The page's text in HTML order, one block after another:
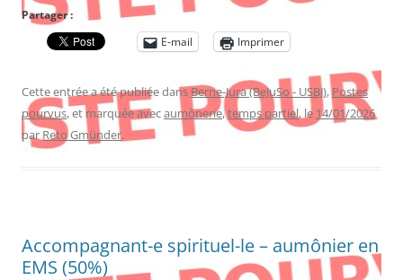
Partager :
E-mail
Imprimer
Cette entrée a été publiée dansBerne-Jura (BeJuSo - USBJ),Postes
pourvus, et marquée avecaumônerie,temps partiel, le 14/01/2026
parReto Gmünder.
Accompagnant-e spirituel-le – aumônier en
EMS (50%)